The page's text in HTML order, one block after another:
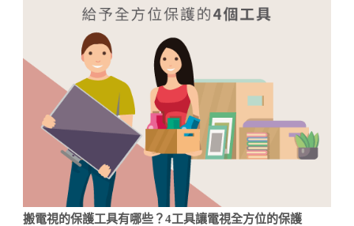
搬電視的保護工具有哪些？4工具讓電視全方位的保護